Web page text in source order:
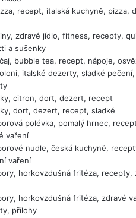
recept, italská kuchyně, pizza,
zdravé jídlo, fitness, recepty,
a sušenky
bubble tea, recept, nápoje,
italské dezerty, sladké pečení,
citron, dort, dezert, recept
dort, dezert, recept, sladké
polévka, pomalý hrnec,
vaření
nudle, česká kuchyně,
vaření
horkovzdušná fritéza, recepty,
horkovzdušná fritéza, zdravé
přílohy